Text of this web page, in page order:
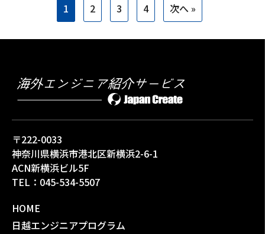
1 2 3 4 次へ »
〒222-0033
神奈川県横浜市港北区新横浜2-6-1
ACN新横浜ビル5F
TEL： 045-534-5507
HOME
日越エンジニアプログラム